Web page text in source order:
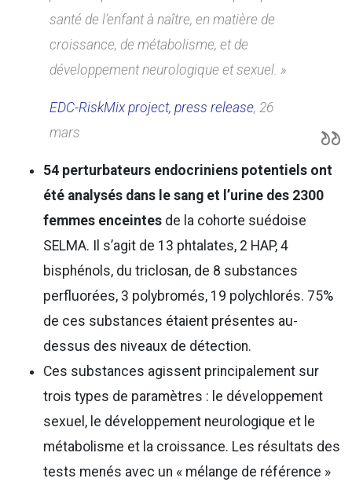
santé de l’enfant à naître, en matière de
croissance, de métabolisme, et de
développement neurologique et sexuel. »
EDC-RiskMix project, press release, 26
mars
54 perturbateurs endocriniens potentiels ont
été analysés dans le sang et l’urine des 2300
femmes enceintes de la cohorte suédoise
SELMA. Il s’agit de 13 phtalates, 2 HAP, 4
bisphénols, du triclosan, de 8 substances
perfluorées, 3 polybromés, 19 polychlorés. 75%
de ces substances étaient présentes au-
dessus des niveaux de détection.
Ces substances agissent principalement sur
trois types de paramètres : le développement
sexuel, le développement neurologique et le
métabolisme et la croissance. Les résultats des
tests menés avec un « mélange de référence »